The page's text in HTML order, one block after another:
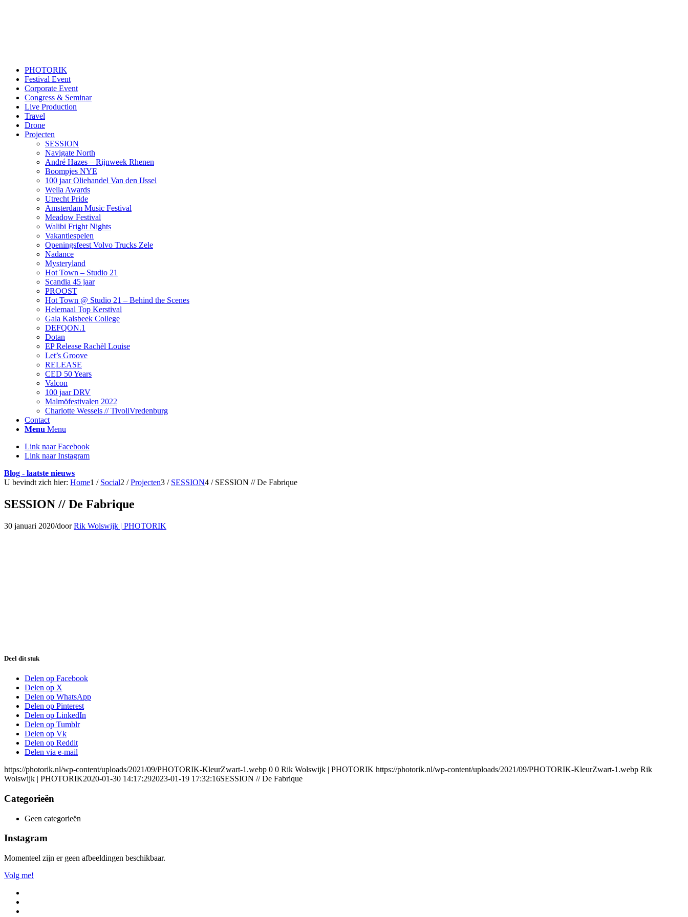
PHOTORIK
Festival Event
Corporate Event
Congress & Seminar
Live Production
Travel
Drone
Projecten
SESSION
Navigate North
André Hazes – Rijnweek Rhenen
Boompjes NYE
100 jaar Oliehandel Van den IJssel
Wella Awards
Utrecht Pride
Amsterdam Music Festival
Meadow Festival
Walibi Fright Nights
Vakantiespelen
Openingsfeest Volvo Trucks Zele
Nadance
Mysteryland
Hot Town – Studio 21
Scandia 45 jaar
PROOST
Hot Town @ Studio 21 – Behind the Scenes
Helemaal Top Kerstival
Gala Kalsbeek College
DEFQON.1
Dotan
EP Release Rachèl Louise
Let’s Groove
RELEASE
CED 50 Years
Valcon
100 jaar DRV
Malmöfestivalen 2022
Charlotte Wessels // TivoliVredenburg
Contact
Menu Menu
Link naar Facebook
Link naar Instagram
Blog - laatste nieuws
U bevindt zich hier: Home1 / Social2 / Projecten3 / SESSION4 / SESSION // De Fabrique
SESSION // De Fabrique
30 januari 2020/doorRik Wolswijk | PHOTORIK
Deel dit stuk
Delen op Facebook
Delen op X
Delen op WhatsApp
Delen op Pinterest
Delen op LinkedIn
Delen op Tumblr
Delen op Vk
Delen op Reddit
Delen via e-mail
https://photorik.nl/wp-content/uploads/2021/09/PHOTORIK-KleurZwart-1.webp 0 0 Rik Wolswijk | PHOTORIK https://photorik.nl/wp-content/uploads/2021/09/PHOTORIK-KleurZwart-1.webp Rik
Wolswijk | PHOTORIK2020-01-30 14:17:292023-01-19 17:32:16SESSION // De Fabrique
Categorieën
Geen categorieën
Instagram
Momenteel zijn er geen afbeeldingen beschikbaar.
Volg me!